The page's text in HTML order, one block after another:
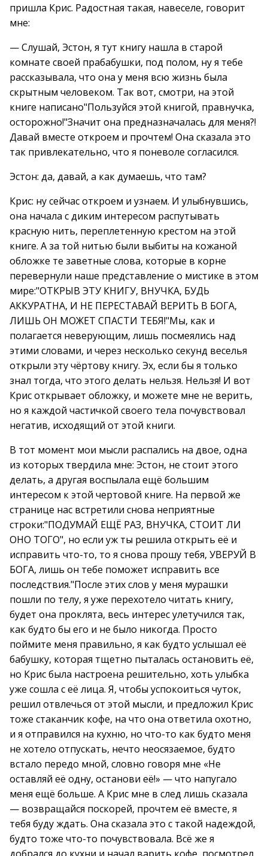
пришла Крис. Радостная такая, навеселе, говорит
мне:
— Слушай, Эстон, я тут книгу нашла в старой
комнате своей прабабушки, под полом, ну я тебе
рассказывала, что она у меня всю жизнь была
скрытным человеком. Так вот, смотри, на этой
книге написано"Пользуйся этой книгой, правнучка,
осторожно!"Значит она предназначалась для меня?!
Давай вместе откроем и прочтем! Она сказала это
так привлекательно, что я поневоле согласился.
Эстон: да, давай, а как думаешь, что там?
Крис: ну сейчас откроем и узнаем. И улыбнувшись,
она начала с диким интересом распутывать
красную нить, переплетенную крестом на этой
книге. А за той нитью были выбиты на кожаной
обложке те заветные слова, которые в корне
перевернули наше представление о мистике в этом
мире:"ОТКРЫВ ЭТУ КНИГУ, ВНУЧКА, БУДЬ
АККУРАТНА, И НЕ ПЕРЕСТАВАЙ ВЕРИТЬ В БОГА,
ЛИШЬ ОН МОЖЕТ СПАСТИ ТЕБЯ!"Мы, как и
полагается неверующим, лишь посмеялись над
этими словами, и через несколько секунд веселья
открыли эту чёртову книгу. Эх, если бы я только
знал тогда, что этого делать нельзя. Нельзя! И вот
Крис открывает обложку, и можете мне не верить,
но я каждой частичкой своего тела почувствовал
негатив, исходящий от этой книги.
В тот момент мои мысли распались на двое, одна
из которых твердила мне: Эстон, не стоит этого
делать, а другая воспылала ещё большим
интересом к этой чертовой книге. На первой же
странице нас встретили снова неприятные
строки:"ПОДУМАЙ ЕЩЁ РАЗ, ВНУЧКА, СТОИТ ЛИ
ОНО ТОГО", но если уж ты решила открыть её и
исправить что-то, то я снова прошу тебя, УВЕРУЙ В
БОГА, лишь он тебе поможет исправить все
последствия."После этих слов у меня мурашки
пошли по телу, я уже перехотело читать книгу,
будет она проклята, весь интерес улетучился так,
как будто бы его и не было никогда. Просто
поймите меня правильно, я как будто услышал её
бабушку, которая тщетно пыталась остановить её,
но Крис была настроена решительно, хоть улыбка
уже сошла с её лица. Я, чтобы успокоиться чуток,
решил отвлечься от этой мысли, и предложил Крис
тоже стаканчик кофе, на что она ответила охотно,
и я отправился на кухню, но что-то как будто меня
не хотело отпускать, нечто неосязаемое, будто
встало передо мной, словно говоря мне «Не
оставляй её одну, останови её!» — что напугало
меня ещё больше. А Крис мне в след лишь сказала
— возвращайся поскорей, прочтем её вместе, я
тебя буду ждать. Она сказала это с такой надеждой,
будто тоже что-то почувствовала. Всё же я